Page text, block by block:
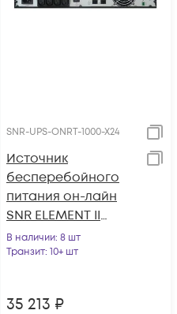
SNR-UPS-ONRT-1000-X24
Источник
бесперебойного
питания он-лайн
SNR ELEMENT II
1000ВА/1000Вт (PF-
1.0), 1ф:1ф (220-240В),
В наличии: 8 шт
Транзит: 10+ шт
35 213 ₽